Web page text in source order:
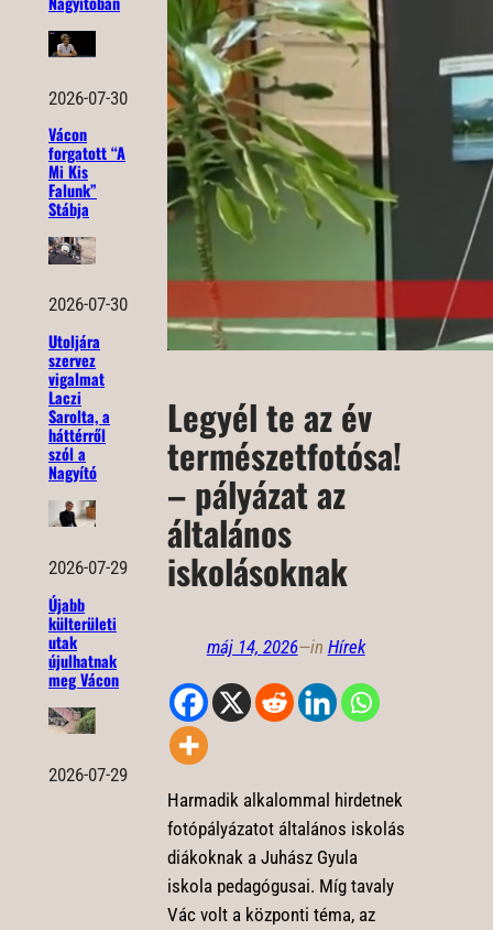
2026-07-30
Vácon
forgatott “A
Mi Kis
Falunk”
Stábja
2026-07-30
Utoljára
szervez
vigalmat
Laczi
Sarolta, a
háttérről
szól a
Nagyító
2026-07-29
Újabb
külterületi
utak
újulhatnak
meg Vácon
2026-07-29
Legyél te az év
természetfotósa!
– pályázat az
általános
iskolásoknak
máj 14, 2026—in Hírek
Harmadik alkalommal hirdetnek
fotópályázatot általános iskolás
diákoknak a Juhász Gyula
iskola pedagógusai. Míg tavaly
Vác volt a központi téma, az